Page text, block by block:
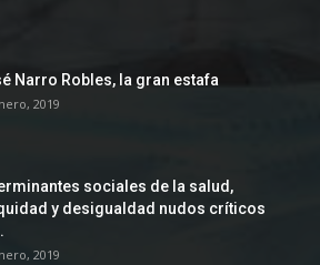
Narro Robles, la gran estafa
2019
sociales de la salud,
y desigualdad nudos críticos
2019